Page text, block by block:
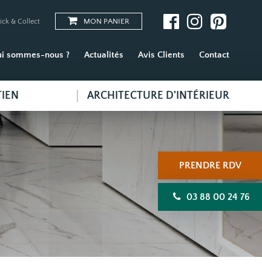
& Collect MON PANIER
sommes-nous ? Actualités Avis Clients Contact
ARCHITECTURE D'INTÉRIEUR
PRENDRE RDV
03 88 00 24 76